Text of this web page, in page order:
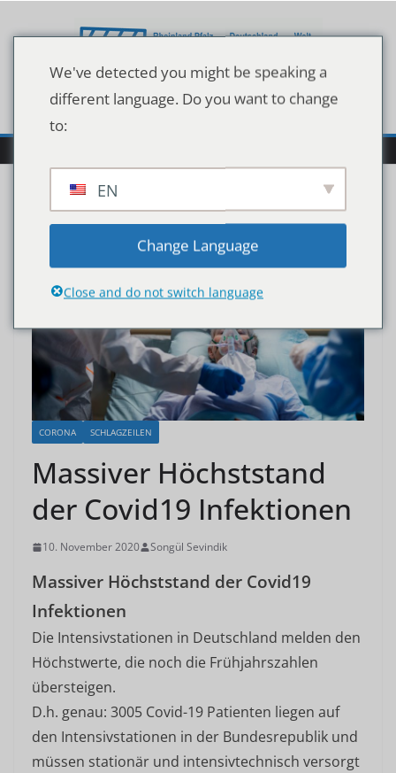
Inhalt
CORONA SCHLAGZEILEN
Massiver Höchststand
der Covid19 Infektionen
10. November 2020 Songül Sevindik
Massiver Höchststand der Covid19
Infektionen
Die Intensivstationen in Deutschland melden den
Höchstwerte, die noch die Frühjahrszahlen
übersteigen.
D.h. genau: 3005 Covid-19 Patienten liegen auf
den Intensivstationen in der Bundesrepublik und
müssen stationär und intensivtechnisch versorgt
We've detected you might be speaking a
different language. Do you want to change
to:
EN
Change Language
Close and do not switch language